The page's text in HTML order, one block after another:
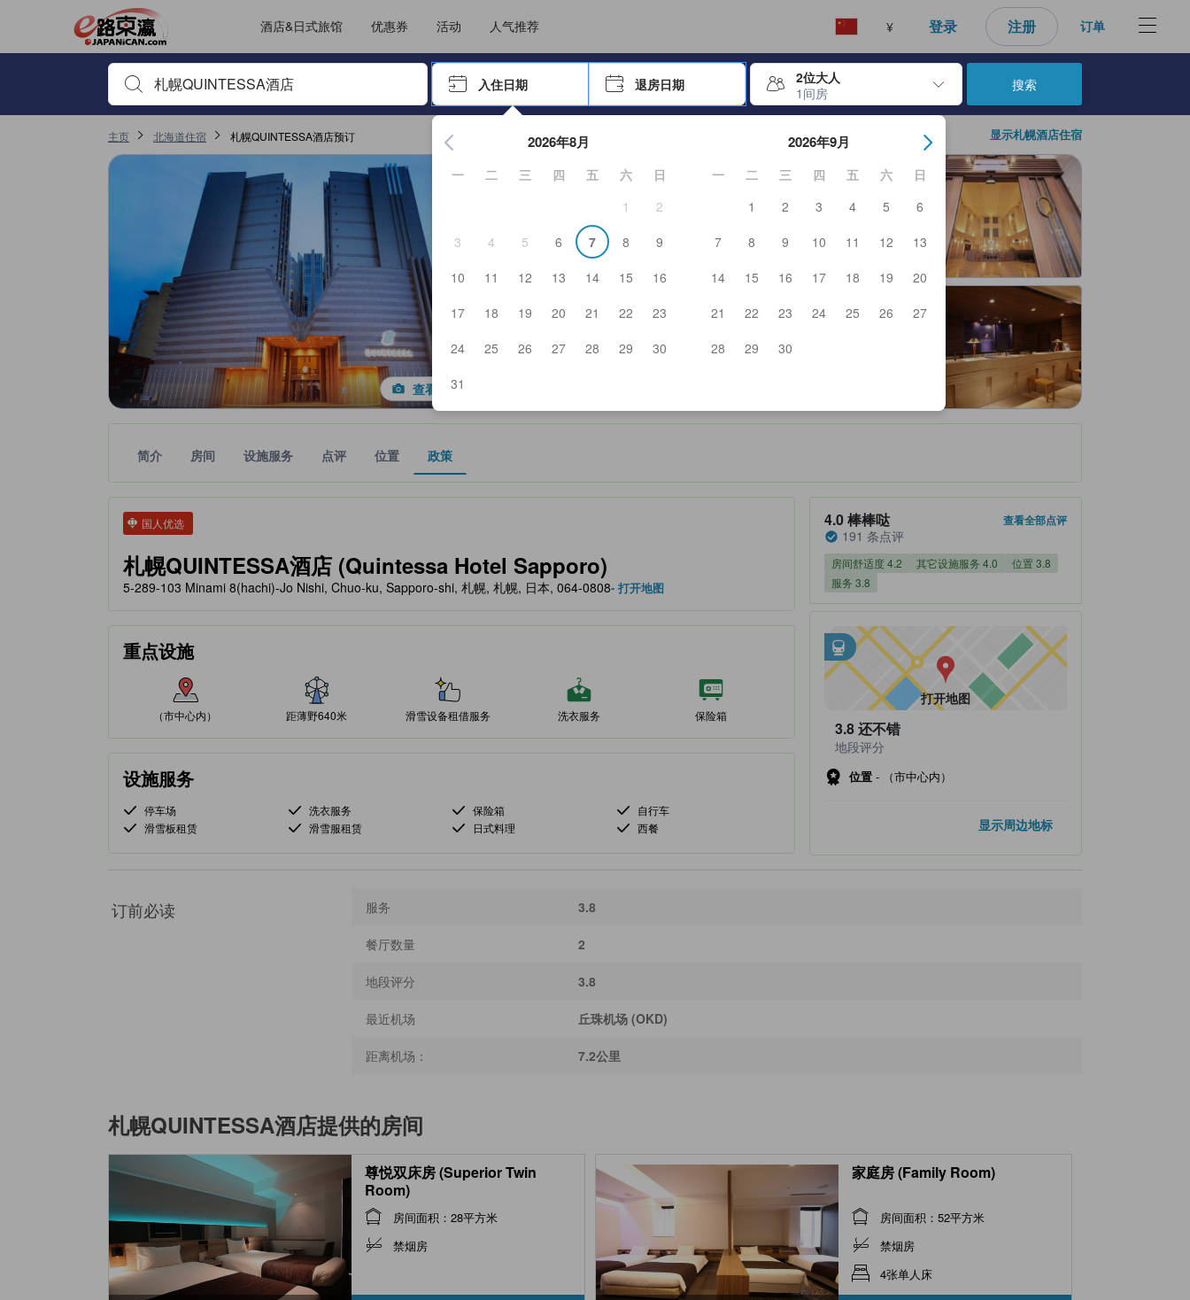
酒店&日式旅馆 优惠券 活动 人气推荐 ¥ 登录 注册 订单
输入住宿名或关键词以搜索，使用箭头或 tab 键以移动，点击 Enter 键以选择
入住日期 退房日期
2位大人
1间房
按 Enter 键开始浏览日期选择器。使用箭头键浏览入住和退房日期。使用 Enter 键选择日期后，入住日期将被选择。重复相同操作以选择
2026年8月
一 二 三 四 五 六
日
1
2
3
4 5 6 7 8
9
10
11 12 13 14 15
16
17
18 19 20 21 22
23
24
25 26 27 28 29
30
31
2026年9月
一 二 三 四 五 六
日
1
2 3 4 5
6
7
8 9 10 11 12
13
14
15 16 17 18 19
20
21
22 23 24 25 26
27
28
29 30
搜索
主页 北海道住宿 札幌QUINTESSA酒店预订 显示札幌酒店住宿
查看全部图片
简介 房间 设施服务 点评 位置 政策
国人优选
tooltip
札幌QUINTESSA酒店 (Quintessa Hotel Sapporo)
tooltip
金色星星表示的等级信息由合作第三方平台提供，仅作为住宿舒适度、设施服务等方面的水平参考。
5-289-103 Minami 8(hachi)-Jo Nishi, Chuo-ku, Sapporo-shi, 札幌, 札幌, 日本, 064-0808- 打开地图
重点设施
（市中心内） 距薄野640米 滑雪设备租借服务 洗衣服务 保险箱
设施服务
停车场 洗衣服务 保险箱
自行车
滑雪板租赁
滑雪服租赁 日式料理 西餐
住客评分 4.0，满分 5 棒棒哒 191 条点评
4.0棒棒哒
191 条点评
查看全部点评
房间舒适度 4.2 其它设施服务 4.0
位置 3.8
服务 3.8
tooltip
邻近交通
• 距地下铁-中岛公园站不到0.28公里
• 距Shiseikan Elementary School Station不到0.62公里
打开地图
3.8还不错
地段评分
位置 - （市中心内）
显示周边地标
订前必读 服务 3.8
餐厅数量 2
地段评分 3.8
最近机场 丘珠机场 (OKD)
距离机场： 7.2公里
札幌QUINTESSA酒店提供的房间
尊悦双床房 (Superior Twin
Room)
房间面积：28平方米
禁烟房
家庭房 (Family Room)
房间面积：52平方米
禁烟房
4张单人床
JAPANiCAN上的点评均来自于真实用户，个人评价在完成预订和入住后才能顺利提交，从而确保了点评的真实性及可靠性，也有助于用户作出更好的预订选择。
房间舒适度评分 4.2，满分 5，是札幌的高分
其它设施服务评分 4，满分 5，是札幌的高分
位置评分 3.8，满分 5，是札幌的高分
服务评分 3.8，满分 5，是札幌的高分